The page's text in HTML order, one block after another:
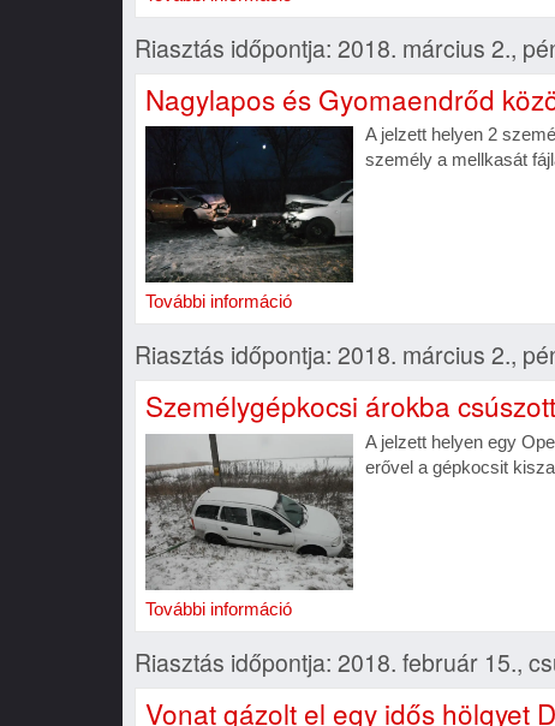
Riasztás időpontja: 2018. március 2.,
Nagylapos és Gyomaendrőd
A jelzett helyen 2
személy a mellkasát
További információ
Riasztás időpontja: 2018. március 2.,
Személygépkocsi árokba
A jelzett helyen egy
erővel a gépkocsit
További információ
Riasztás időpontja: 2018. február 15.,
Vonat gázolt el egy idős hölgyet